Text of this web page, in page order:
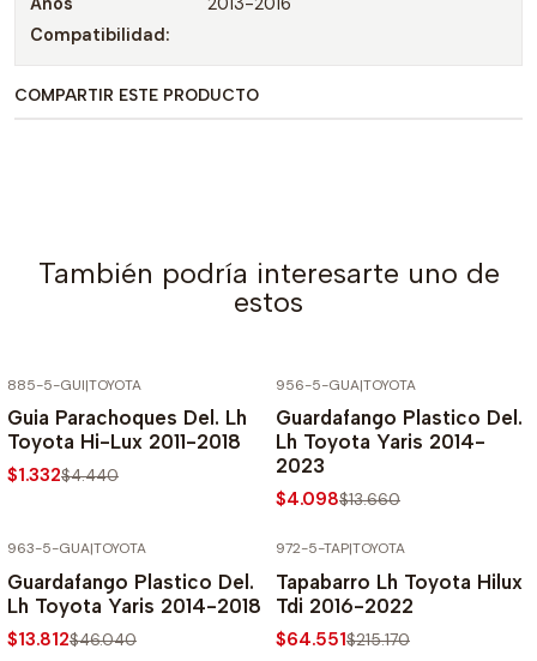
Compatibilidad:
COMPARTIR ESTE PRODUCTO
También podría interesarte uno de
estos
885-5-GUI|TOYOTA
Guia Parachoques Del. Lh
Toyota Hi-Lux 2011-2018
$1.332$4.440
956-5-GUA|TOYOTA
Guardafango Plastico Del.
Lh Toyota Yaris 2014-
2023
$4.098$13.660
963-5-GUA|TOYOTA
Guardafango Plastico Del.
Lh Toyota Yaris 2014-2018
$13.812$46.040
972-5-TAP|TOYOTA
Tapabarro Lh Toyota Hilux
Tdi 2016-2022
$64.551$215.170